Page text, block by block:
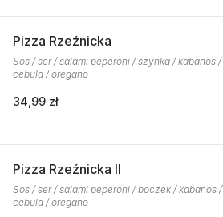
Pizza Rzeźnicka
Sos / ser / salami peperoni / szynka / kabanos /
cebula / oregano
34,99 zł
Pizza Rzeźnicka II
Sos / ser / salami peperoni / boczek / kabanos /
cebula / oregano